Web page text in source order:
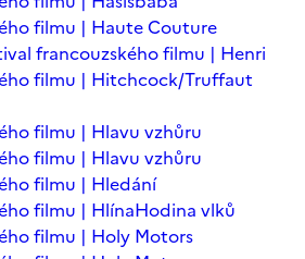
filmu | Haute Couture
francouzského filmu | Henri
filmu | Hitchcock/Truffaut
filmu | Hlavu vzhůru
filmu | Hlavu vzhůru
filmu | Hledání
filmu | HlínaHodina vlků
filmu | Holy Motors